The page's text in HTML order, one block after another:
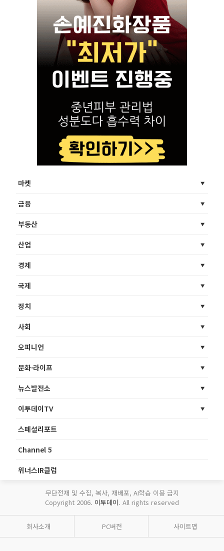
마켓
금융
부동산
산업
경제
국제
정치
사회
오피니언
문화·라이프
뉴스발전소
이투데이TV
스페셜리포트
Channel 5
위너스IR클럽
무단전재 및 수집, 복사, 재배포, AI학습 이용 금지
Copyright 2006. 이투데이. All rights reserved
회사소개 PC버전 사이트맵